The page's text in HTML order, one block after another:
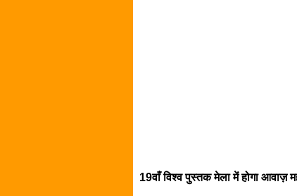
19वाँ विश्व पुस्तक मेला में होगा आवाज़